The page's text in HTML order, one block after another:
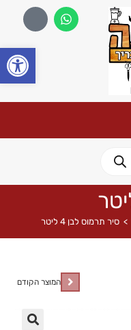
> סיר תרמוס לבן 4 ליטר
המוצר הקודם